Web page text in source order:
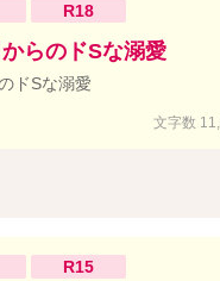
R18
らのドSな溺愛
ドSな溺愛
文字数
R15